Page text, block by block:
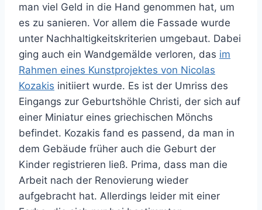
man viel Geld in die Hand genommen hat, um
es zu sanieren. Vor allem die Fassade wurde
unter Nachhaltigkeitskriterien umgebaut. Dabei
ging auch ein Wandgemälde verloren, das im
Rahmen eines Kunstprojektes von Nicolas
Kozakis initiiert wurde. Es ist der Umriss des
Eingangs zur Geburtshöhle Christi, der sich auf
einer Miniatur eines griechischen Mönchs
befindet. Kozakis fand es passend, da man in
dem Gebäude früher auch die Geburt der
Kinder registrieren ließ. Prima, dass man die
Arbeit nach der Renovierung wieder
aufgebracht hat. Allerdings leider mit einer